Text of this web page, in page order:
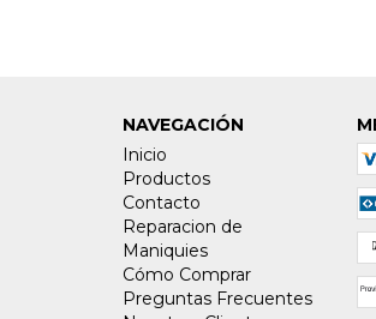
NAVEGACIÓN
Inicio
Productos
Contacto
Reparacion de
Maniquies
Cómo Comprar
Preguntas Frecuentes